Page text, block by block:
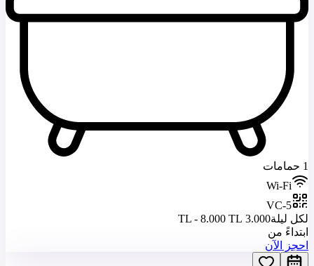
1 حمامات
Wi-Fi
VC-5
لكل ليلة3.000 TL - 8.000 TL
ابتداءً من
احجز الآن